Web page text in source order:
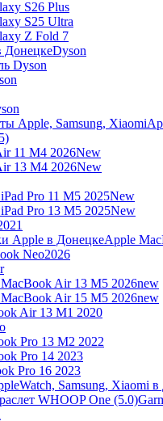
S26 Plus
S25 Ultra
Z Fold 7
Dyson
Dyson
11 M4 2026New
13 M4 2026New
Pro 11 M5 2025New
Pro 13 M5 2025New
Apple
Neo2026
Air 13 M5 2026new
Air 15 M5 2026new
Air 13 M1 2020
Pro 13 M2 2022
Pro 14 2023
Pro 16 2023